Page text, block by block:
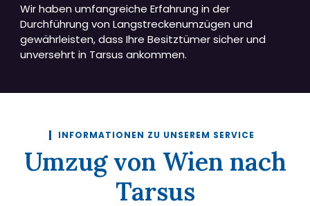
Wir haben umfangreiche Erfahrung in der
Durchführung von Langstreckenumzügen und
gewährleisten, dass Ihre Besitztümer sicher und
unversehrt in Tarsus ankommen.
INFORMATIONEN ZU UNSEREM SERVICE
Umzug von Wien nach
Tarsus